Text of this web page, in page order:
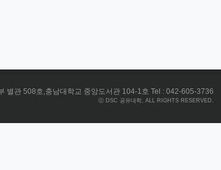
별관 508호,충남대학교 중앙도서관 104-1호 Tel : 042-605-3736
ⓒ DSC 공유대학, ALL RIGHTS RESERVED.